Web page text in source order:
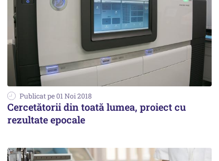
Publicat pe 01 Noi 2018
Cercetătorii din toată lumea, proiect cu
rezultate epocale